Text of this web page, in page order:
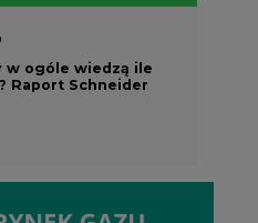
w ogóle wiedzą ile
Raport Schneider